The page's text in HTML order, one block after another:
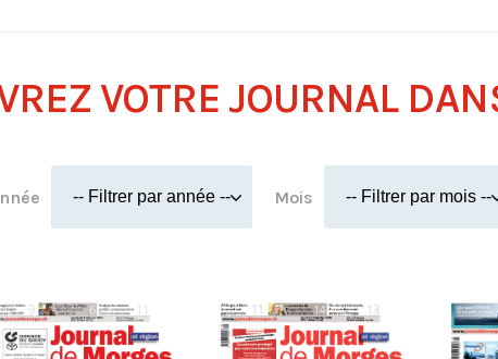
CULTURE
PLANÈTE
VOTRE JOURNAL
Mois